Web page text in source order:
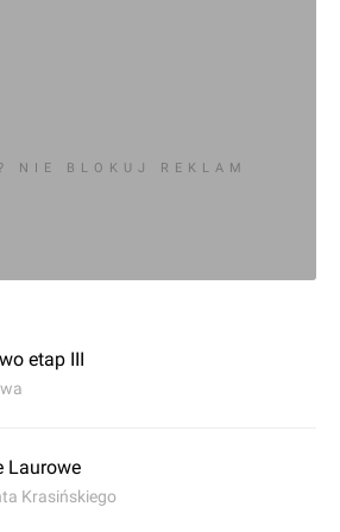
BLOKUJ REKLAM
etap III
Laurowe
Krasińskiego